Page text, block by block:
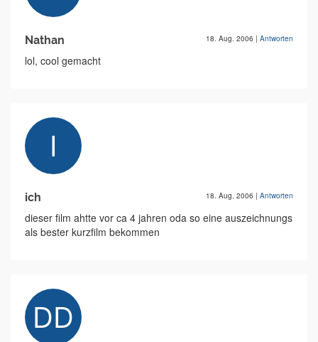
Nathan 18. Aug. 2006 | Antworten
lol, cool gemacht
ich 18. Aug. 2006 | Antworten
dieser film ahtte vor ca 4 jahren oda so eine auszeichnungs
als bester kurzfilm bekommen